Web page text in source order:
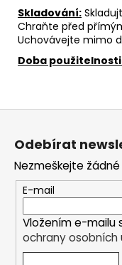
Skladování:
Chraňte před
Uchovávejte mimo
Doba
Z
Odebírat
Nezmeškejte
E-mail
Vložením e-mailu
ochrany osobních